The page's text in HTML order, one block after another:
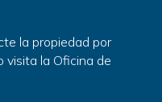
la propiedad por
visita la Oficina de